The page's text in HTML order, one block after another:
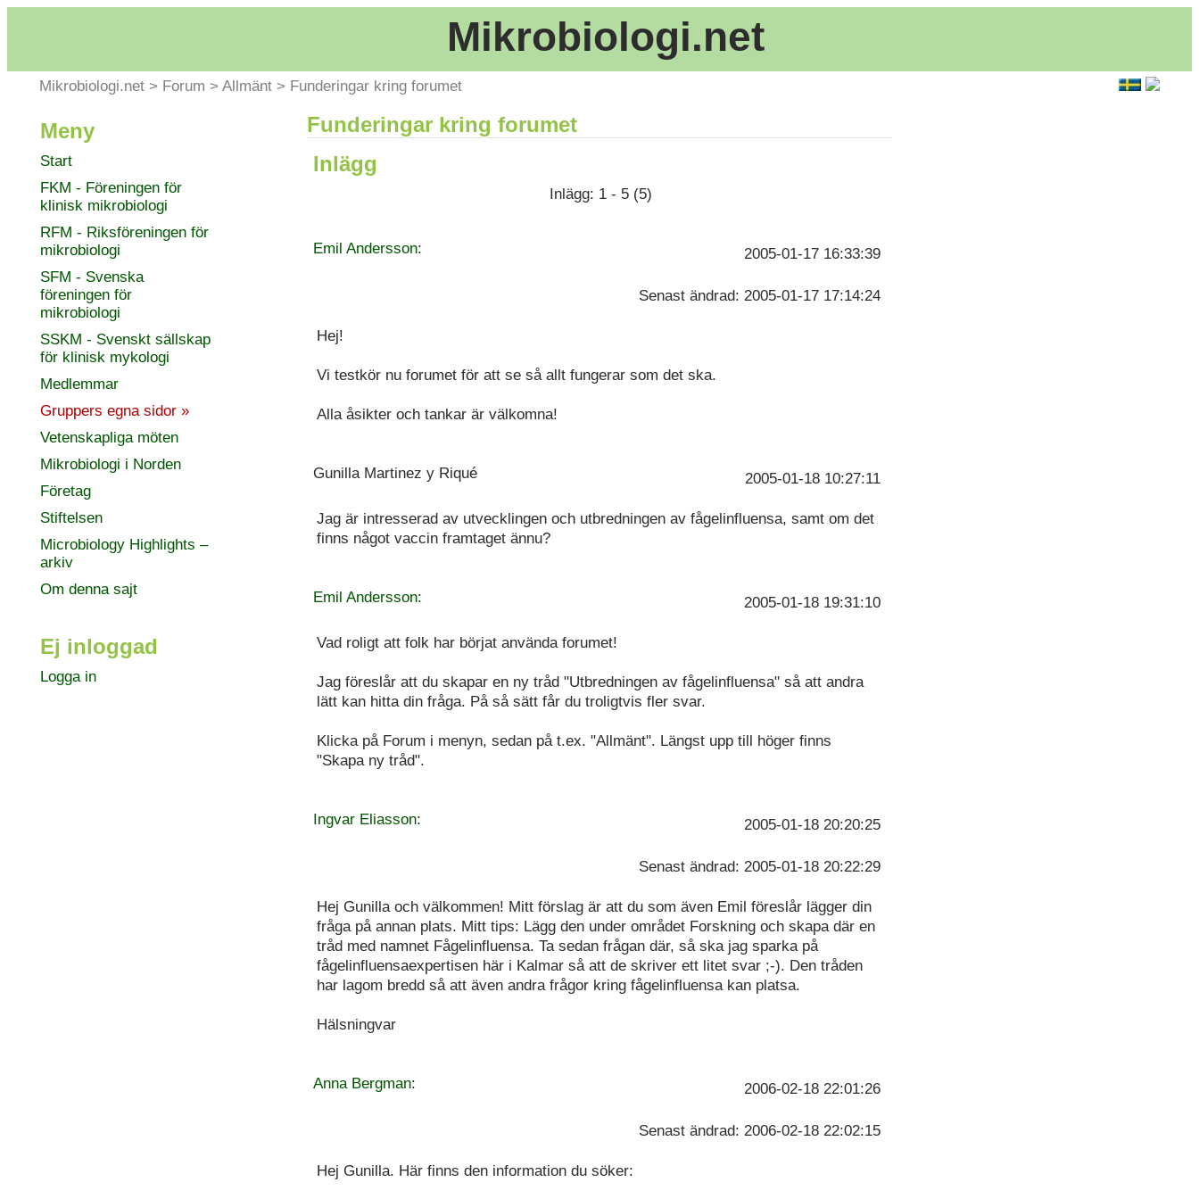
Mikrobiologi.net
Mikrobiologi.net > Forum > Allmänt > Funderingar kring forumet
Meny
Start
FKM - Föreningen för
klinisk mikrobiologi
RFM - Riksföreningen för
mikrobiologi
SFM - Svenska
föreningen för
mikrobiologi
SSKM - Svenskt sällskap
för klinisk mykologi
Medlemmar
Gruppers egna sidor »
Vetenskapliga möten
Mikrobiologi i Norden
Företag
Stiftelsen
Microbiology Highlights –
arkiv
Om denna sajt
Ej inloggad
Logga in
Funderingar kring forumet
Inlägg
Inlägg: 1 - 5 (5)
2005-01-17 16:33:39
Emil Andersson:
Senast ändrad: 2005-01-17 17:14:24
Hej!
Vi testkör nu forumet för att se så allt fungerar som det ska.
Alla åsikter och tankar är välkomna!
2005-01-18 10:27:11
Gunilla Martinez y Riqué
Jag är intresserad av utvecklingen och utbredningen av fågelinfluensa, samt om det
finns något vaccin framtaget ännu?
2005-01-18 19:31:10
Emil Andersson:
Vad roligt att folk har börjat använda forumet!
Jag föreslår att du skapar en ny tråd "Utbredningen av fågelinfluensa" så att andra
lätt kan hitta din fråga. På så sätt får du troligtvis fler svar.
Klicka på Forum i menyn, sedan på t.ex. "Allmänt". Längst upp till höger finns
"Skapa ny tråd".
2005-01-18 20:20:25
Ingvar Eliasson:
Senast ändrad: 2005-01-18 20:22:29
Hej Gunilla och välkommen! Mitt förslag är att du som även Emil föreslår lägger din
fråga på annan plats. Mitt tips: Lägg den under området Forskning och skapa där en
tråd med namnet Fågelinfluensa. Ta sedan frågan där, så ska jag sparka på
fågelinfluensaexpertisen här i Kalmar så att de skriver ett litet svar ;-). Den tråden
har lagom bredd så att även andra frågor kring fågelinfluensa kan platsa.
Hälsningvar
2006-02-18 22:01:26
Anna Bergman:
Senast ändrad: 2006-02-18 22:02:15
Hej Gunilla. Här finns den information du söker: